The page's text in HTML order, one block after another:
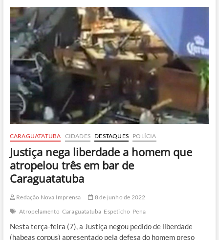
deixam
CDP
de
Caraguatatuba
para
feriado
CARAGUATATUBA CIDADES DESTAQUES POLÍCIA
Justiça nega liberdade a homem que
atropelou três em bar de
Caraguatatuba
Redação Nova Imprensa
8 de junho de 2022
Atropelamento Caraguatatuba Espeticho Pena
Nesta terça-feira (7), a Justiça negou pedido de liberdade
(habeas corpus) apresentado pela defesa do homem preso